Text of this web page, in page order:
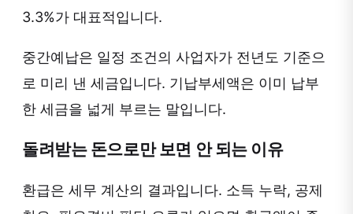
3.3%가 대표적입니다.
중간예납은 일정 조건의 사업자가 전년도 기준으
로 미리 낸 세금입니다. 기납부세액은 이미 납부
한 세금을 넓게 부르는 말입니다.
돌려받는 돈으로만 보면 안 되는 이유
환급은 세무 계산의 결과입니다. 소득 누락, 공제